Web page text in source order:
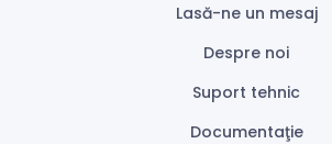
Lasă-ne un mesaj
Despre noi
Suport tehnic
Documentaţie